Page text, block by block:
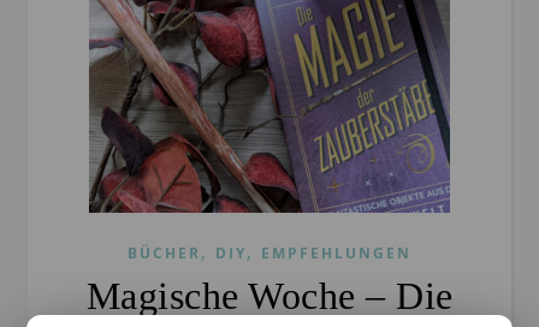
BÜCHER, DIY, EMPFEHLUNGEN
Magische Woche – Die